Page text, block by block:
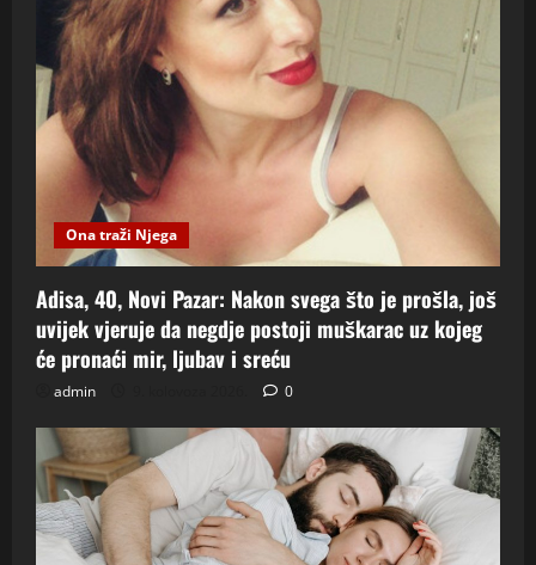
Ona traži Njega
Adisa, 40, Novi Pazar: Nakon svega što je prošla, još
uvijek vjeruje da negdje postoji muškarac uz kojeg
će pronaći mir, ljubav i sreću
admin 0